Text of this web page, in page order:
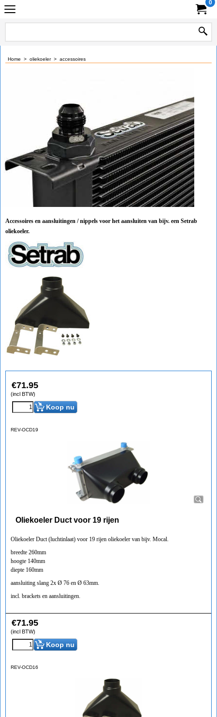
0
Home > oliekoeler> accessoires
Accessoires en aansluitingen / nippels voor het aansluiten van bijv. een Setrab
oliekoeler.
€71.95
(incl BTW)
Koop nu
REV-OCD19
Oliekoeler Duct voor 19 rijen
Oliekoeler Duct (luchtinlaat) voor 19 rijen oliekoeler van bijv. Mocal.
breedte 260mm
hoogte 140mm
diepte 160mm
aansluiting slang 2x Ø 76 en Ø 63mm.
incl. brackets en aansluitingen.
€71.95
(incl BTW)
Koop nu
REV-OCD16